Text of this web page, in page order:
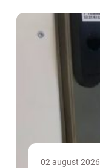
02 august 2026